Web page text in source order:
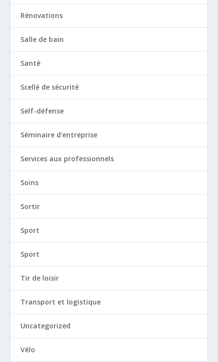
Rénovations
Salle de bain
Santé
Scellé de sécurité
Self-défense
Séminaire d'entreprise
Services aux professionnels
Soins
Sortir
Sport
Sport
Tir de loisir
Transport et logistique
Uncategorized
Vélo